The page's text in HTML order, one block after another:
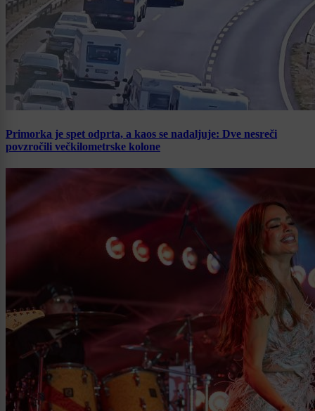
Primorka je spet odprta, a kaos se nadaljuje: Dve nesreči
povzročili večkilometrske kolone